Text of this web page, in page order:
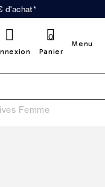
d'achat*
Panier
0
Menu
Femme